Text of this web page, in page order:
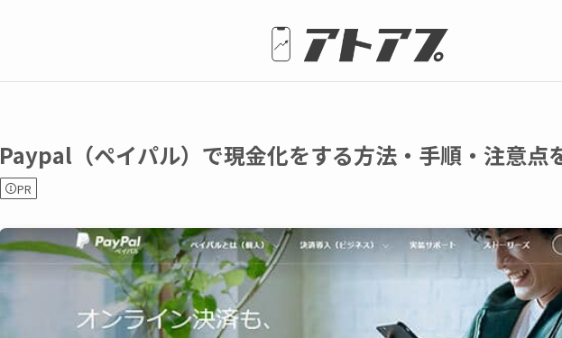
Paypal（ペイパル）で現金化をする方法・手順・注意点
PR